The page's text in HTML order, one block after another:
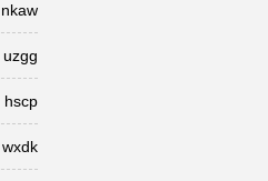
nkaw
uzgg
hscp
wxdk